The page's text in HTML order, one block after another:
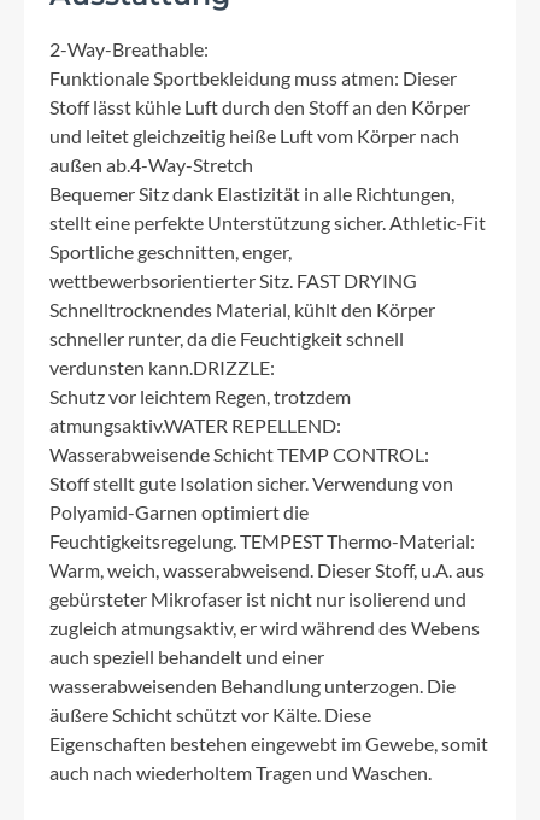
2-Way-Breathable:
Funktionale Sportbekleidung muss atmen: Dieser
Stoff lässt kühle Luft durch den Stoff an den Körper
und leitet gleichzeitig heiße Luft vom Körper nach
außen ab.4-Way-Stretch
Bequemer Sitz dank Elastizität in alle Richtungen,
stellt eine perfekte Unterstützung sicher. Athletic-Fit
Sportliche geschnitten, enger,
wettbewerbsorientierter Sitz. FAST DRYING
Schnelltrocknendes Material, kühlt den Körper
schneller runter, da die Feuchtigkeit schnell
verdunsten kann.DRIZZLE:
Schutz vor leichtem Regen, trotzdem
atmungsaktiv.WATER REPELLEND:
Wasserabweisende Schicht TEMP CONTROL:
Stoff stellt gute Isolation sicher. Verwendung von
Polyamid-Garnen optimiert die
Feuchtigkeitsregelung. TEMPEST Thermo-Material:
Warm, weich, wasserabweisend. Dieser Stoff, u.A. aus
gebürsteter Mikrofaser ist nicht nur isolierend und
zugleich atmungsaktiv, er wird während des Webens
auch speziell behandelt und einer
wasserabweisenden Behandlung unterzogen. Die
äußere Schicht schützt vor Kälte. Diese
Eigenschaften bestehen eingewebt im Gewebe, somit
auch nach wiederholtem Tragen und Waschen.